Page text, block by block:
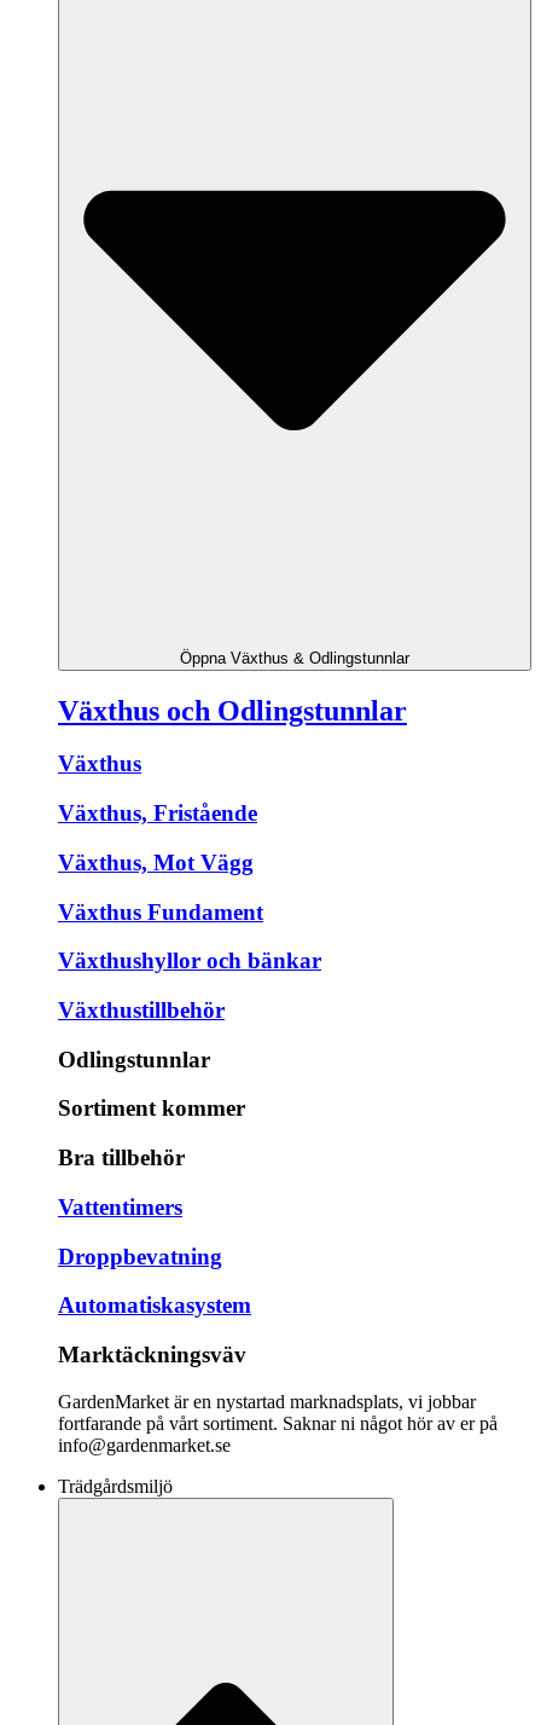
Öppna Växthus & Odlingstunnlar
Växthus och Odlingstunnlar
Växthus
Växthus, Fristående
Växthus, Mot Vägg
Växthus Fundament
Växthushyllor och bänkar
Växthustillbehör
Odlingstunnlar
Sortiment kommer
Bra tillbehör
Vattentimers
Droppbevatning
Automatiskasystem
Marktäckningsväv
GardenMarket är en nystartad marknadsplats, vi jobbar
fortfarande på vårt sortiment. Saknar ni något hör av er på
info@gardenmarket.se
Trädgårdsmiljö